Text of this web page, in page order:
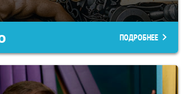
ПОДРОБНЕЕ